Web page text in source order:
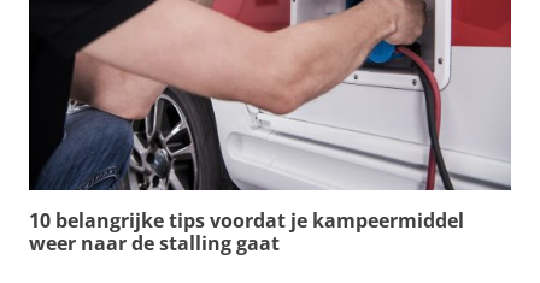
10 belangrijke tips voordat je kampeermiddel
weer naar de stalling gaat